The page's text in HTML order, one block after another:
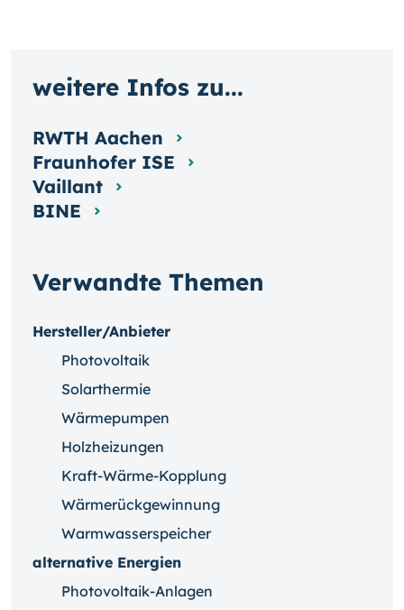
Verwandte Themen
Hersteller/Anbieter
Photovoltaik
Solarthermie
Wärmepumpen
Holzheizungen
Kraft-Wärme-Kopplung
Wärmerückgewinnung
Warmwasserspeicher
alternative Energien
Photovoltaik-Anlagen
weitere Infos zu...
RWTH Aachen
Fraunhofer ISE
Vaillant
BINE